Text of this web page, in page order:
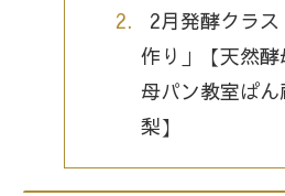
2月発酵クラス
作り」【天然
母パン教室ぱ
梨】